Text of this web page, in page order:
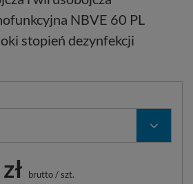
NBVE 60 PL
stopień dezynfekcji
brutto/szt.